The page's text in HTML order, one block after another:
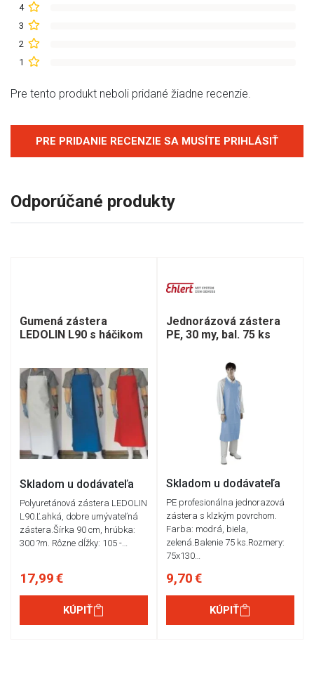
4
3
2
1
Pre tento produkt neboli pridané žiadne recenzie.
PRE PRIDANIE RECENZIE SA MUSÍTE PRIHLÁSIŤ
Odporúčané produkty
Gumená zástera
LEDOLIN L90 s háčikom
Skladom u dodávateľa
Polyuretánová zástera LEDOLIN
L90.Ľahká, dobre umývateľná
zástera.Šírka 90 cm, hrúbka:
300 ?m. Rôzne dĺžky: 105 -…
17,99 €
KÚPIŤ
Jednorázová zástera
PE, 30 my, bal. 75 ks
Skladom u dodávateľa
PE profesionálna jednorazová
zástera s klzkým povrchom.
Farba: modrá, biela,
zelená.Balenie 75 ks.Rozmery:
75x130…
9,70 €
KÚPIŤ